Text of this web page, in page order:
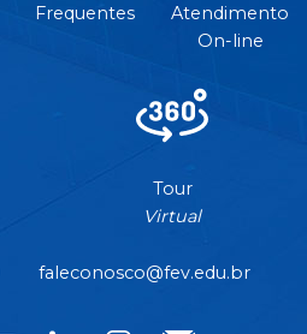
Frequentes
Atendimento
On-line
Tour
Virtual
faleconosco@fev.edu.br